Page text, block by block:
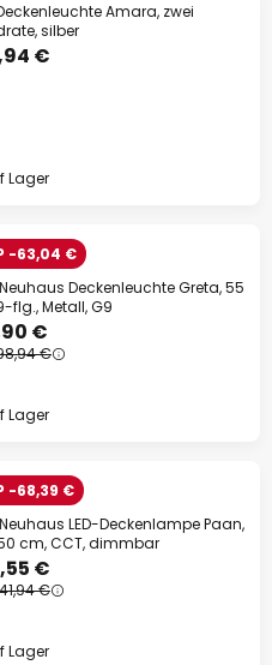
Amara, zwei
silber
€
Lager
-63,04 €
Deckenleuchte Greta, 55
flg., Metall, G9
€
€
Lager
-68,39 €
LED-Deckenlampe Paan,
cm, CCT, dimmbar
€
€
Lager